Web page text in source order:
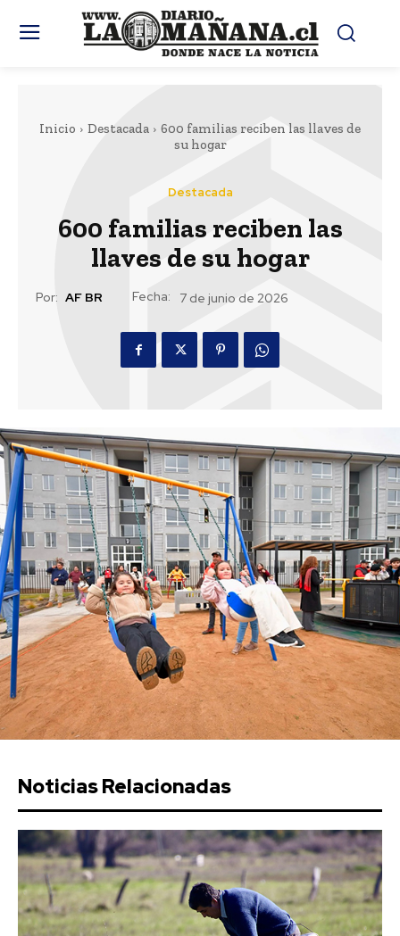
Inicio Destacada
600 familias reciben las llaves de
su hogar
Destacada
600 familias reciben las
llaves de su hogar
Por: AF BR Fecha: 7 de junio de 2026
Noticias Relacionadas